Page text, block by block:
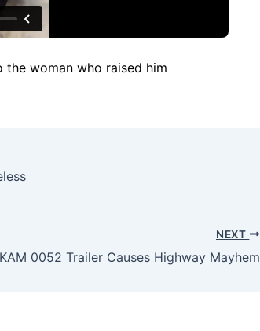
woman who raised him
NEXT
KAM 0052 Trailer Causes Highway Mayhem